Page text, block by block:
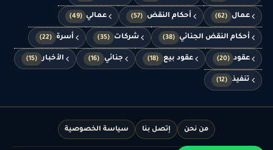
عمال (62) أحكام النقض (57) عمالي (49)
أحكام النقض الجنائي (38) شركات (35) أسرة (22)
عقود (20) عقود بيع (18) جنائي (16) الأخبار (15)
تنفيذ (12)
من نحن إتصل بنا سياسة الخصوصية